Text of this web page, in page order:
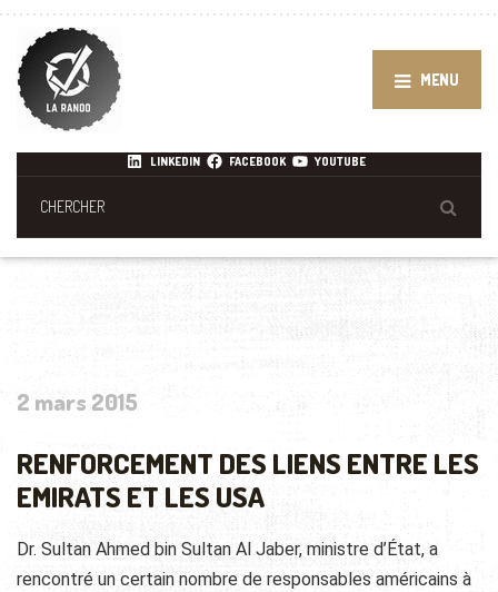
MENU
LINKEDIN FACEBOOK YOUTUBE
2 mars 2015
RENFORCEMENT DES LIENS ENTRE LES
EMIRATS ET LES USA
Dr. Sultan Ahmed bin Sultan Al Jaber, ministre d’État, a
rencontré un certain nombre de responsables américains à